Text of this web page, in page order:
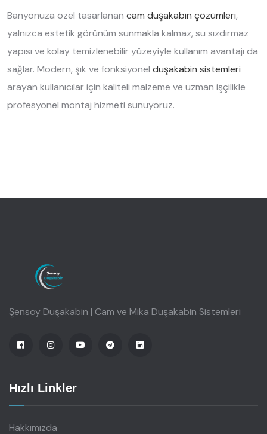
Banyonuza özel tasarlanan cam duşakabin çözümleri,
yalnızca estetik görünüm sunmakla kalmaz, su sızdırmaz
yapısı ve kolay temizlenebilir yüzeyiyle kullanım avantajı da
sağlar. Modern, şık ve fonksiyonel duşakabin sistemleri
arayan kullanıcılar için kaliteli malzeme ve uzman işçilikle
profesyonel montaj hizmeti sunuyoruz.
Şensoy Duşakabin | Cam ve Mika Duşakabin Sistemleri
Hızlı Linkler
Hakkımızda